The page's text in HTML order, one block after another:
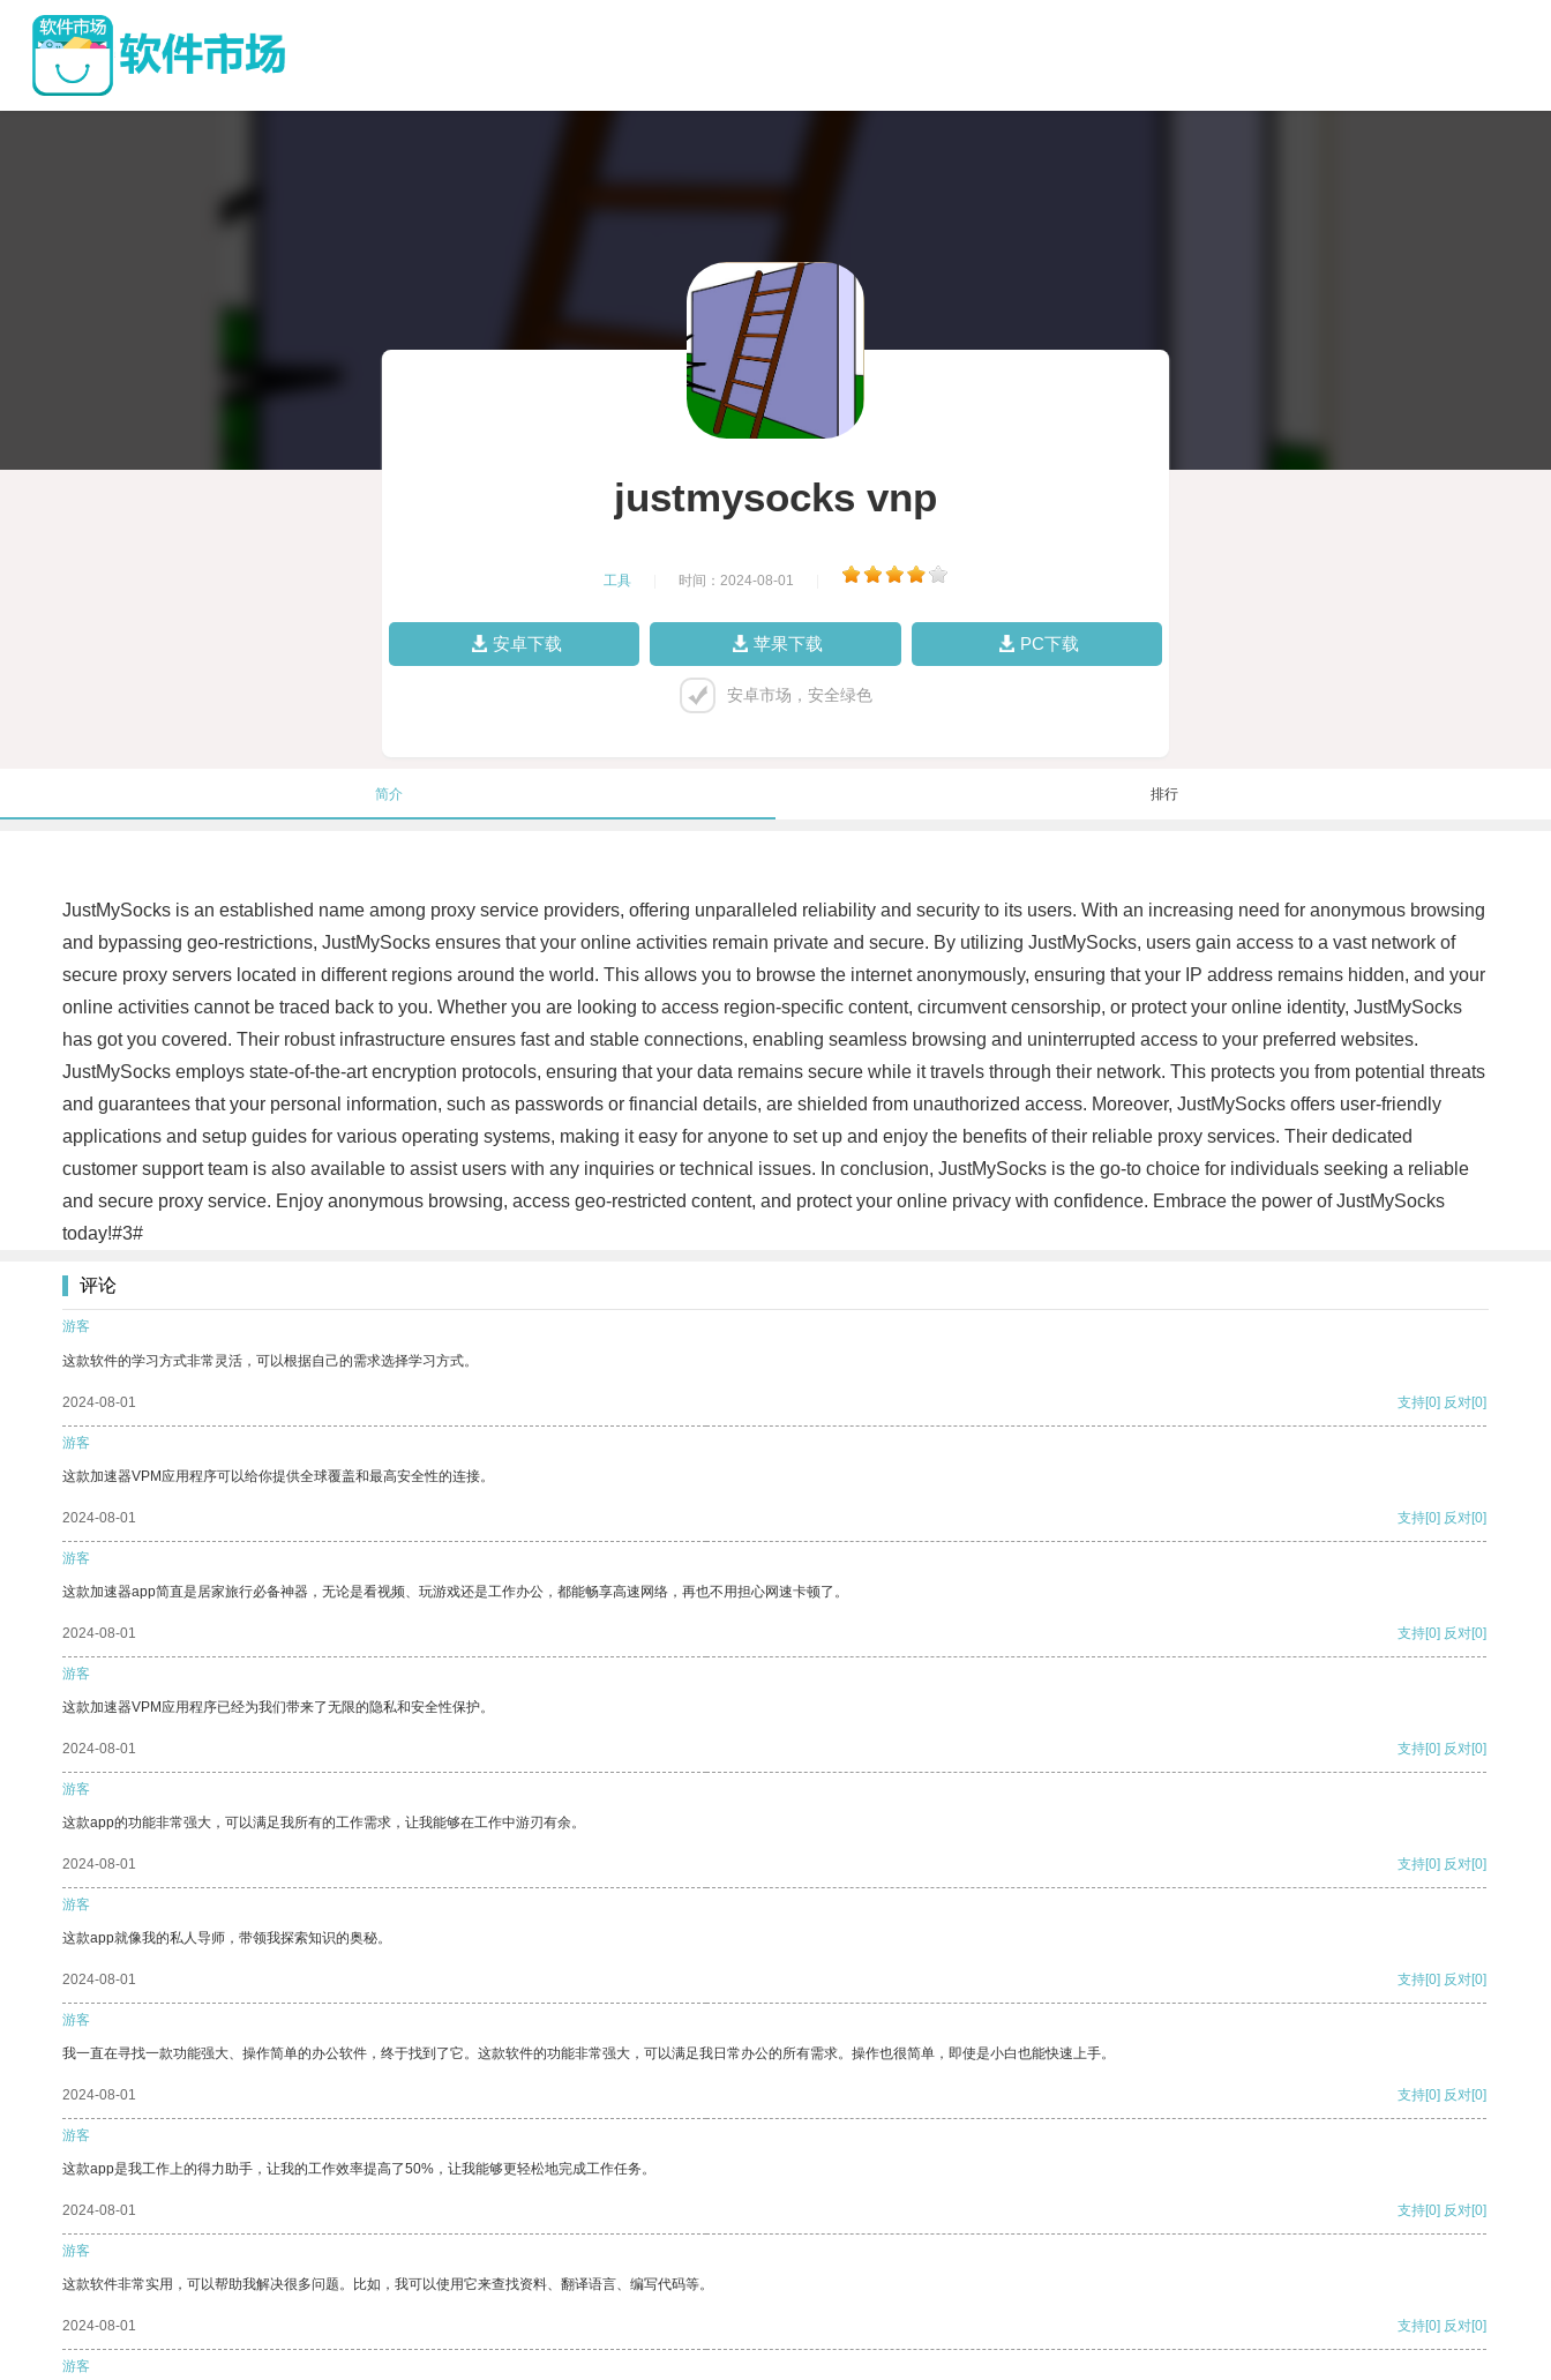
justmysocks vnp
工具 时间：2024-08-01
安卓下载 苹果下载 PC下载
安卓市场，安全绿色
简介 排行
JustMySocks is an established name among proxy service providers, offering unparalleled reliability and security to its users. With an increasing need for anonymous browsing
and bypassing geo-restrictions, JustMySocks ensures that your online activities remain private and secure. By utilizing JustMySocks, users gain access to a vast network of
secure proxy servers located in different regions around the world. This allows you to browse the internet anonymously, ensuring that your IP address remains hidden, and your
online activities cannot be traced back to you. Whether you are looking to access region-specific content, circumvent censorship, or protect your online identity, JustMySocks
has got you covered. Their robust infrastructure ensures fast and stable connections, enabling seamless browsing and uninterrupted access to your preferred websites.
JustMySocks employs state-of-the-art encryption protocols, ensuring that your data remains secure while it travels through their network. This protects you from potential threats
and guarantees that your personal information, such as passwords or financial details, are shielded from unauthorized access. Moreover, JustMySocks offers user-friendly
applications and setup guides for various operating systems, making it easy for anyone to set up and enjoy the benefits of their reliable proxy services. Their dedicated
customer support team is also available to assist users with any inquiries or technical issues. In conclusion, JustMySocks is the go-to choice for individuals seeking a reliable
and secure proxy service. Enjoy anonymous browsing, access geo-restricted content, and protect your online privacy with confidence. Embrace the power of JustMySocks
today!#3#
评论
游客
这款软件的学习方式非常灵活，可以根据自己的需求选择学习方式。
2024-08-01 支持[0] 反对[0]
游客
这款加速器VPM应用程序可以给你提供全球覆盖和最高安全性的连接。
2024-08-01 支持[0] 反对[0]
游客
这款加速器app简直是居家旅行必备神器，无论是看视频、玩游戏还是工作办公，都能畅享高速网络，再也不用担心网速卡顿了。
2024-08-01 支持[0] 反对[0]
游客
这款加速器VPM应用程序已经为我们带来了无限的隐私和安全性保护。
2024-08-01 支持[0] 反对[0]
游客
这款app的功能非常强大，可以满足我所有的工作需求，让我能够在工作中游刃有余。
2024-08-01 支持[0] 反对[0]
游客
这款app就像我的私人导师，带领我探索知识的奥秘。
2024-08-01 支持[0] 反对[0]
游客
我一直在寻找一款功能强大、操作简单的办公软件，终于找到了它。这款软件的功能非常强大，可以满足我日常办公的所有需求。操作也很简单，即使是小白也能快速上手。
2024-08-01 支持[0] 反对[0]
游客
这款app是我工作上的得力助手，让我的工作效率提高了50%，让我能够更轻松地完成工作任务。
2024-08-01 支持[0] 反对[0]
游客
这款软件非常实用，可以帮助我解决很多问题。比如，我可以使用它来查找资料、翻译语言、编写代码等。
2024-08-01 支持[0] 反对[0]
游客